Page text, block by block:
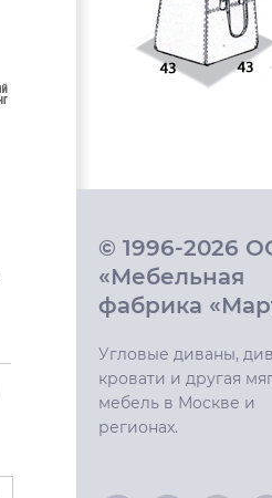
© 1996-2026
«Мебельная
фабрика
Угловые диваны,
кровати и другая
мебель в Москве и
регионах.